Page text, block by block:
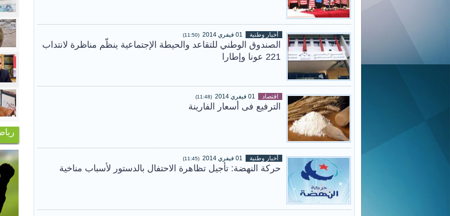
أخبار وطنية (11:50)
الصندوق الوطني للتقاعد والحيطة الإجتماعية ينظّم مناظرة لانتداب
221 عونا وإطارا
اقتصاد (11:48)
الترفيع فى أسعار الفارينة
أخبار وطنية (11:45)
حركة النهضة: تأجيل تظاهرة الاحتفال بالدستور لأسباب مناخية